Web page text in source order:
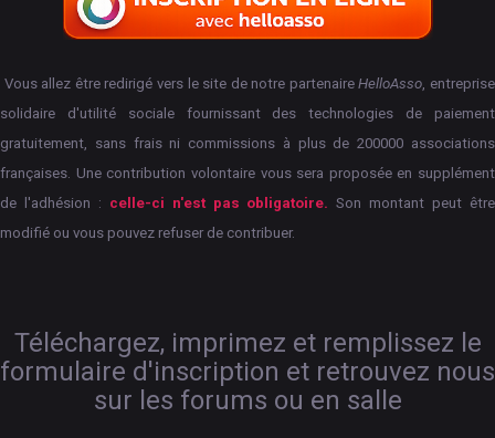
Vous allez être redirigé vers le site de notre partenaireHelloAsso , entreprise
solidaire d'utilité sociale fournissant des technologies de paiement
gratuitement, sans frais ni commissions à plus de 200000 associations
françaises. Une contribution volontaire vous sera proposée en supplément
de l'adhésion : celle-ci n'est pas obligatoire.Son montant peut être
modifié ou vous pouvez refuser de contribuer.
Téléchargez, imprimez et remplissez le
formulaire d'inscription et retrouvez nous
sur les forums ou en salle